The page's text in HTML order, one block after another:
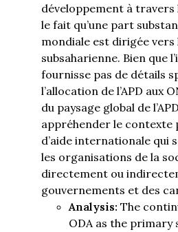
développement à travers
le fait qu’une part
mondiale est dirigée vers
subsaharienne. Bien que
fournisse pas de détails
l’allocation de l’APD aux
du paysage global de
appréhender le contexte
d’aide internationale qui
les organisations de la
directement ou
gouvernements et des
Analysis: The
ODA as the primary